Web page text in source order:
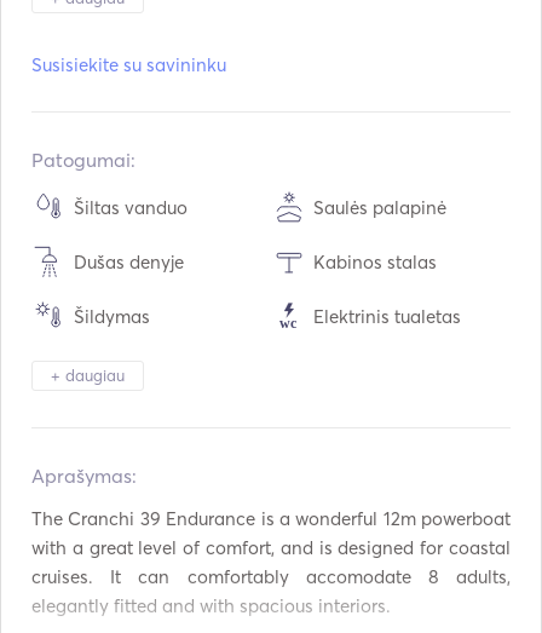
Perdarytas į:
Varikliai:
Vartojimas: 90 L /val.
Vandens talpa:
Maksimalus kreiserinis greitis:
Susisiekite su savininku
Patogumai:
Šiltas vanduo Saulės palapinė
Dušas denyje Kabinos stalas
Šildymas Elektrinis tualetas
Šaldytuvas
USB jungtis
Maitinimo inverteris Nardymo įranga
+ daugiau
Aprašymas:
The Cranchi 39 Endurance is a wonderful 12m powerboat
with a great level of comfort, and is designed for coastal
cruises. It can comfortably accomodate 8 adults,
elegantly fitted and with spacious interiors.